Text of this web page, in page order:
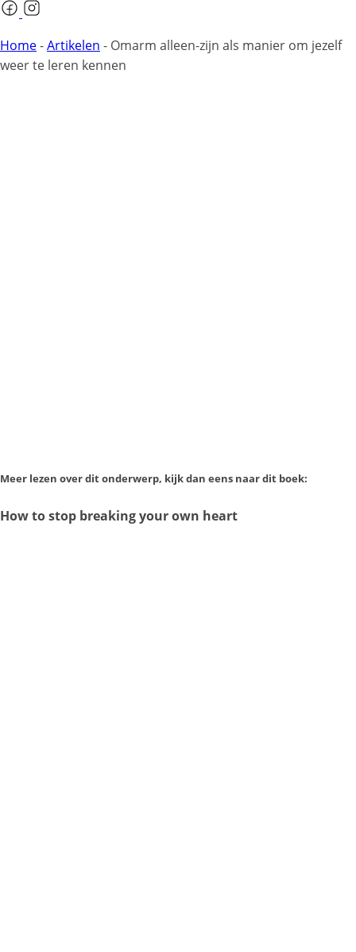
Home-Artikelen - Omarm alleen-zijn als manier om jezelf
weer te leren kennen
Meer lezen over dit onderwerp, kijk dan eens naar dit boek:
How to stop breaking your own heart